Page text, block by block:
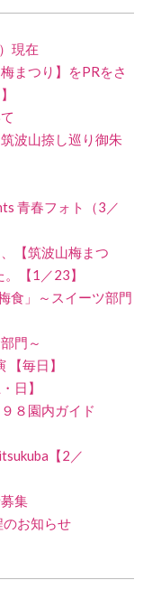
現在
まつり】をPRをさ
波山捺し巡り御朱
青春フォト（3／
【筑波山梅まつ
【1／23】
食」～スイーツ部門
門～
毎日】
日】
８園内ガイド
【2／
集
お知らせ